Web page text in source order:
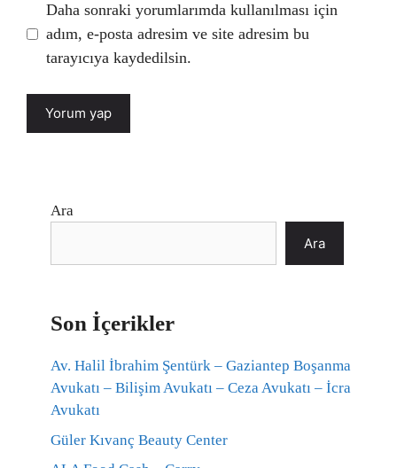
Daha sonraki yorumlarımda kullanılması için
adım, e-posta adresim ve site adresim bu
tarayıcıya kaydedilsin.
Ara
Ara
Son İçerikler
Av. Halil İbrahim Şentürk – Gaziantep Boşanma
Avukatı – Bilişim Avukatı – Ceza Avukatı – İcra
Avukatı
Güler Kıvanç Beauty Center